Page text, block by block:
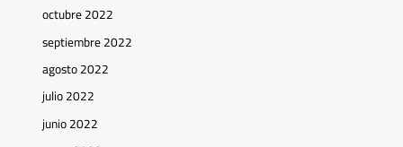
octubre 2022
septiembre 2022
agosto 2022
julio 2022
junio 2022